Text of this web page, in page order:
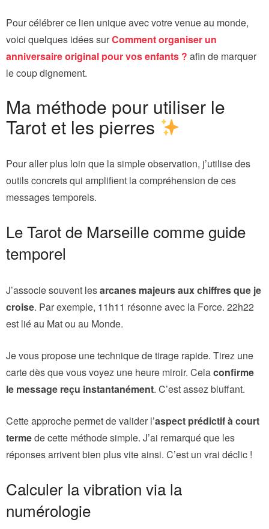
Pour célébrer ce lien unique avec votre venue au monde,
voici quelques idées surComment organiser un
anniversaire original pour vos enfants ? afin de marquer
le coup dignement.
Ma méthode pour utiliser le
Tarot et les pierres
Pour aller plus loin que la simple observation, j’utilise des
outils concrets qui amplifient la compréhension de ces
messages temporels.
Le Tarot de Marseille comme guide
temporel
J’associe souvent lesarcanes majeurs aux chiffres que je
croise. Par exemple, 11h11 résonne avec la Force. 22h22
est lié au Mat ou au Monde.
Je vous propose une technique de tirage rapide. Tirez une
carte dès que vous voyez une heure miroir. Celaconfirme
le message reçu instantanément. C’est assez bluffant.
Cette approche permet de valider l’aspect prédictif à court
termede cette méthode simple. J’ai remarqué que les
réponses arrivent bien plus vite ainsi. C’est un vrai déclic !
Calculer la vibration via la
numérologie